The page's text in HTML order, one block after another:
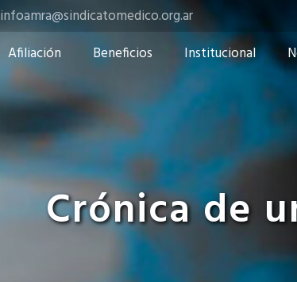
infoamra@sindicatomedico.org.ar
Afiliación
Beneficios Institucional
Crónica de